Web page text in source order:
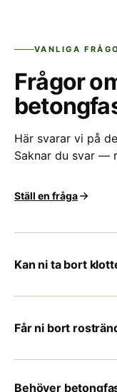
VANLIGA
Frågor
Här svarar vi på
Saknar du svar —
Ställ en fråga
Kan ni ta bort
anpassade för
parti först. Ju
bättre — färg som
svårare att få
Får ni bort
medel. Kommer
Behöver